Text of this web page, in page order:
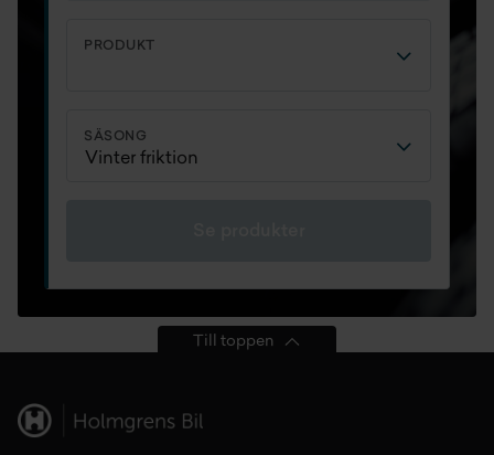
PRODUKT
SÄSONG
Till toppen